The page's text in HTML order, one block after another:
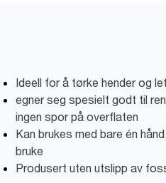
Ideell for å tørke hender og
egner seg spesielt godt til
ingen spor på overflaten
Kan brukes med bare én
bruke
Produsert uten utslipp av